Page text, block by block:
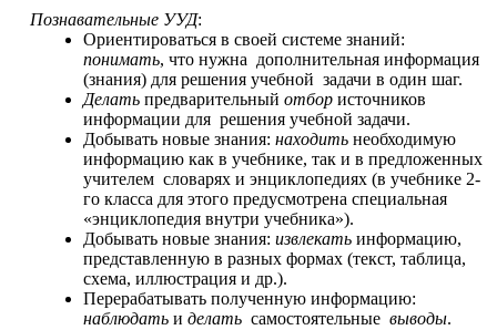
Познавательные УУД:
Ориентироваться в своей системе знаний:
понимать, что нужна дополнительная информация
(знания) для решения учебной задачи в один шаг.
Делатьпредварительный отбористочников
информации для решения учебной задачи.
Добывать новые знания: находитьнеобходимую
информацию как в учебнике, так и в предложенных
учителем словарях и энциклопедиях (в учебнике 2-
го класса для этого предусмотрена специальная
«энциклопедия внутри учебника»).
Добывать новые знания: извлекатьинформацию,
представленную в разных формах (текст, таблица,
схема, иллюстрация и др.).
Перерабатывать полученную информацию:
наблюдатьи делатьсамостоятельные выводы.